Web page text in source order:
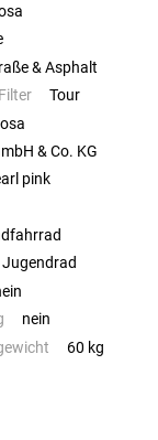
& Asphalt
Tour
& Co. KG
pink
Jugendrad
nein
60 kg